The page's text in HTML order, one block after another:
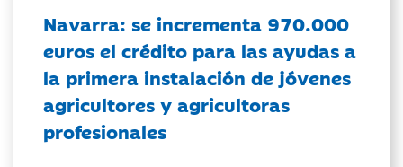
Navarra: se incrementa 970.000
euros el crédito para las ayudas a
la primera instalación de jóvenes
agricultores y agricultoras
profesionales